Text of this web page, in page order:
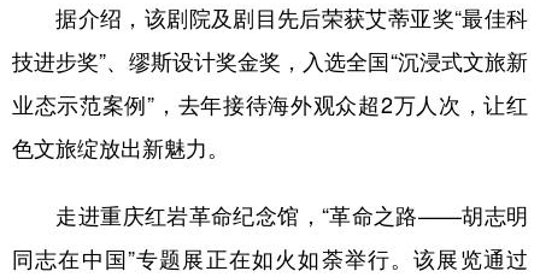
据介绍，该剧院及剧目先后荣获艾蒂亚奖“最佳科
技进步奖”、缪斯设计奖金奖，入选全国“沉浸式文旅新
业态示范案例”，去年接待海外观众超2万人次，让红
色文旅绽放出新魅力。
走进重庆红岩革命纪念馆，“革命之路——胡志明
同志在中国”专题展正在如火如荼举行。该展览通过